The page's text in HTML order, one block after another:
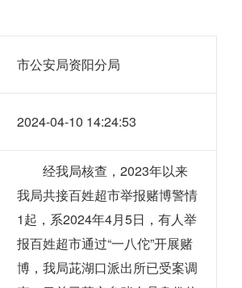
市公安局资阳分局
2024-04-10 14:24:53
经我局核查，2023年以来
我局共接百姓超市举报赌博警情
1起，系2024年4月5日，有人举
报百姓超市通过“一八佗”开展赌
博，我局茈湖口派出所已受案调